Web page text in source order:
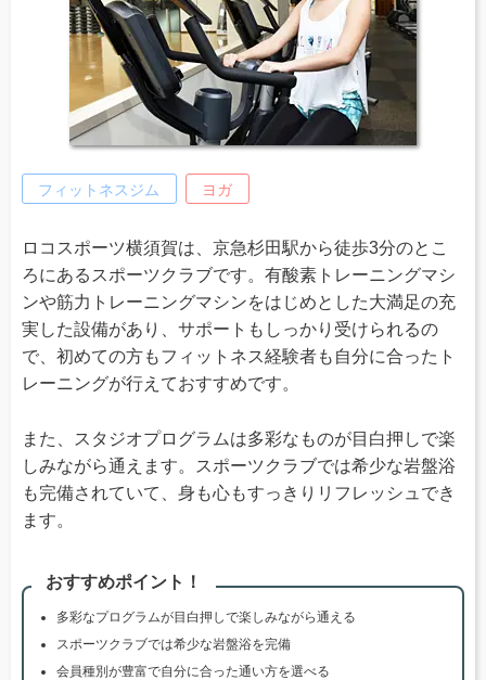
フィットネスジム ヨガ
ロコスポーツ横須賀は、京急杉田駅から徒歩3分のとこ
ろにあるスポーツクラブです。有酸素トレーニングマシ
ンや筋力トレーニングマシンをはじめとした大満足の充
実した設備があり、サポートもしっかり受けられるの
で、初めての方もフィットネス経験者も自分に合ったト
レーニングが行えておすすめです。
また、スタジオプログラムは多彩なものが目白押しで楽
しみながら通えます。スポーツクラブでは希少な岩盤浴
も完備されていて、身も心もすっきりリフレッシュでき
ます。
おすすめポイント！
多彩なプログラムが目白押しで楽しみながら通える
スポーツクラブでは希少な岩盤浴を完備
会員種別が豊富で自分に合った通い方を選べる